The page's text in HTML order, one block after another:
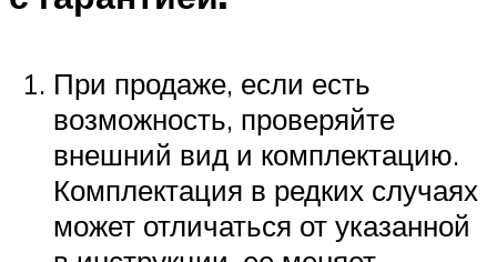
При продаже, если есть
возможность, проверяйте
внешний вид и комплектацию.
Комплектация в редких случаях
может отличаться от указанной